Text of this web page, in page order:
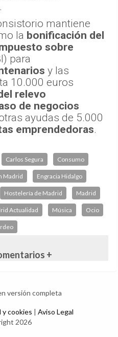
.
mantiene
la bonificación del
sobre
para
y las
10.000 euros
relevo
de negocios
ayudas de 5.000
emprendedoras.
Carlos Segura Consumo
Madrid Engracia Hidalgo
Hostelería de Madrid Madrid
Actualidad Música Ocio
+
versión completa
y cookies | Aviso Legal
2026